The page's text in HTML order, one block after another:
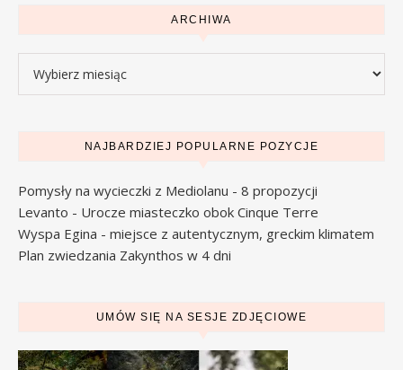
ARCHIWA
NAJBARDZIEJ POPULARNE POZYCJE
Pomysły na wycieczki z Mediolanu - 8 propozycji
Levanto - Urocze miasteczko obok Cinque Terre
Wyspa Egina - miejsce z autentycznym, greckim klimatem
Plan zwiedzania Zakynthos w 4 dni
UMÓW SIĘ NA SESJE ZDJĘCIOWE